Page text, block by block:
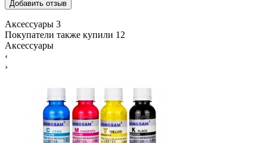
Аксессуары 3
Покупатели также купили 12
Аксессуары
‹
›